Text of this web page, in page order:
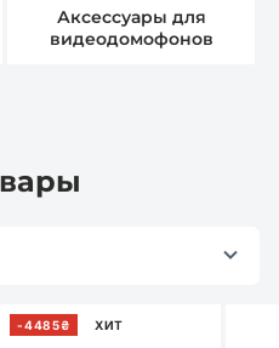
Аксессуары для
видеодомофонов
-4485₴ ХИТ